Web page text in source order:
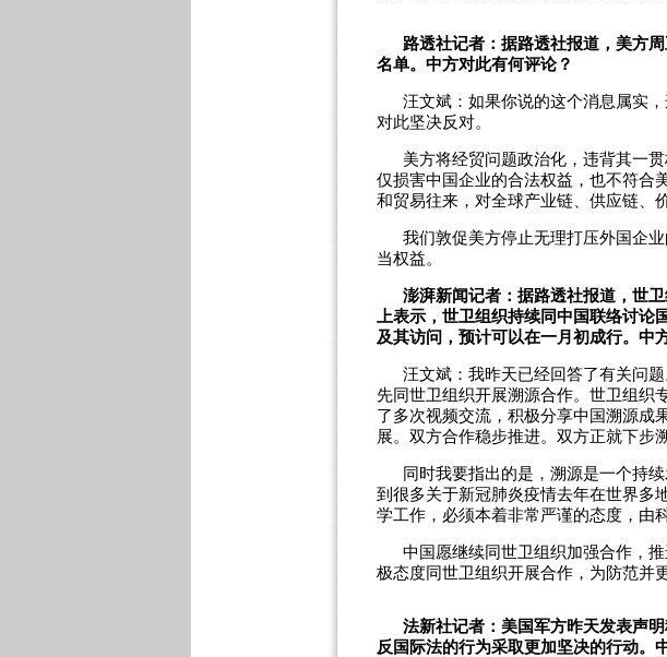
路透社记者：据路透社报道，美方
名单。中方对此有何评论？
汪文斌：如果你说的这个消息属实
对此坚决反对。
美方将经贸问题政治化，违背其一
仅损害中国企业的合法权益，也不符合
和贸易往来，对全球产业链、供应链、
我们敦促美方停止无理打压外国企
当权益。
澎湃新闻记者：据路透社报道，世
上表示，世卫组织持续同中国联络讨
及其访问，预计可以在一月初成行。中
汪文斌：我昨天已经回答了有关问
先同世卫组织开展溯源合作。世卫组织
了多次视频交流，积极分享中国溯源成
展。双方合作稳步推进。双方正就下步
同时我要指出的是，溯源是一个持
到很多关于新冠肺炎疫情去年在世界多
学工作，必须本着非常严谨的态度，由
中国愿继续同世卫组织加强合作，
极态度同世卫组织开展合作，为防范并
法新社记者：美国军方昨天发表声
反国际法的行为采取更加坚决的行动。